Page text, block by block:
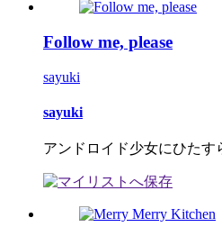
Follow me, please
sayuki
sayuki
アンドロイド少女にひた